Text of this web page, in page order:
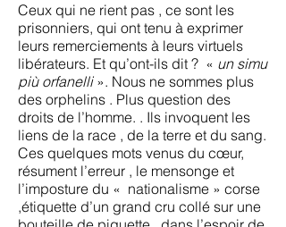
Ceux qui ne rient pas , ce sont les
prisonniers, qui ont tenu à exprimer
leurs remerciements à leurs virtuels
libérateurs. Et qu’ont-ils dit ? « un simu
più orfanelli». Nous ne sommes plus
des orphelins . Plus question des
droits de l’homme. . Ils invoquent les
liens de la race , de la terre et du sang.
Ces quelques mots venus du cœur,
résument l’erreur , le mensonge et
l’imposture du « nationalisme » corse
,étiquette d’un grand cru collé sur une